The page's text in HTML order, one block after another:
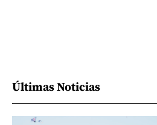
Últimas Noticias